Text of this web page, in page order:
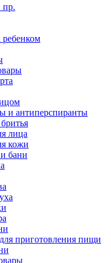
пр.
ребенком
и антиперспиранты
лица
кожи
бани
приготовления пищи